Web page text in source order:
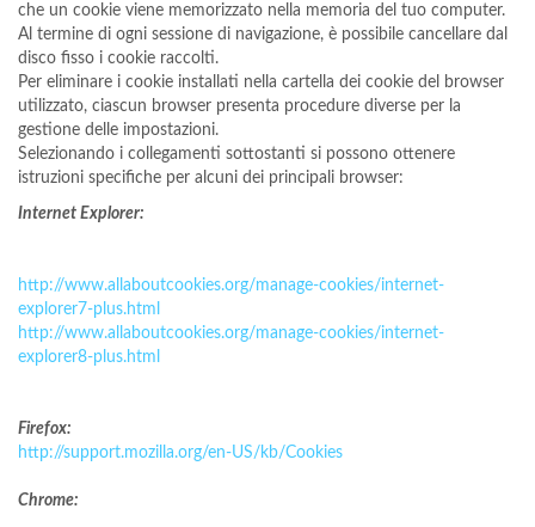
che un cookie viene memorizzato nella memoria del tuo computer.
Al termine di ogni sessione di navigazione, è possibile cancellare dal
disco fisso i cookie raccolti.
Per eliminare i cookie installati nella cartella dei cookie del browser
utilizzato, ciascun browser presenta procedure diverse per la
gestione delle impostazioni.
Selezionando i collegamenti sottostanti si possono ottenere
istruzioni specifiche per alcuni dei principali browser:
Internet Explorer:
http://www.allaboutcookies.org/manage-cookies/internet-
explorer7-plus.html
http://www.allaboutcookies.org/manage-cookies/internet-
explorer8-plus.html
Firefox:
http://support.mozilla.org/en-US/kb/Cookies
Chrome: